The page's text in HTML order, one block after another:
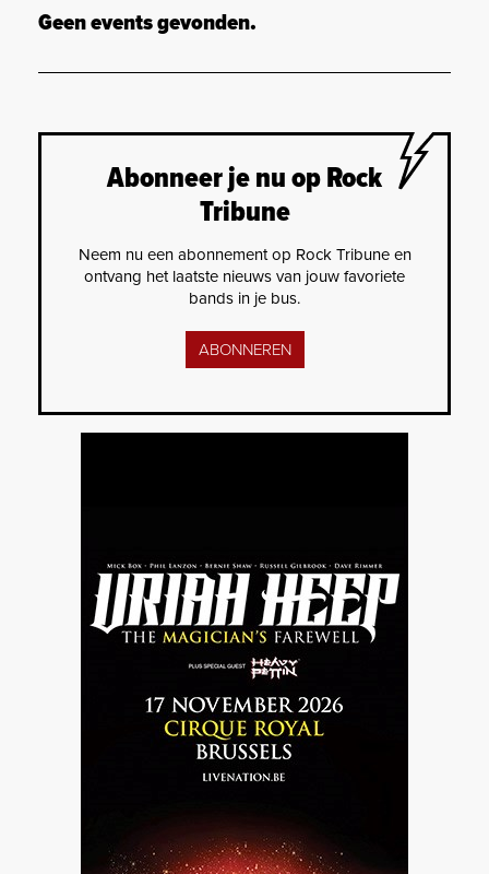
Geen events gevonden.
Abonneer je nu op Rock
Tribune
Neem nu een abonnement op Rock Tribune en
ontvang het laatste nieuws van jouw favoriete
bands in je bus.
ABONNEREN